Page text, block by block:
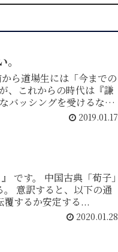
、これからの時代は『謙
バッシングを受けるな
2019.01.17
通
いている舟が転覆するか安定する...
2020.01.28